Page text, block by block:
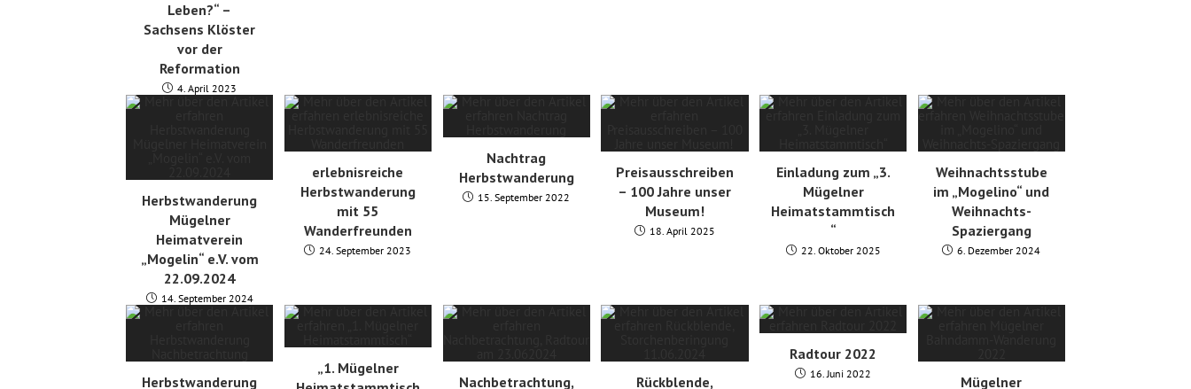
Leben?“ –
Sachsens Klöster
vor der
Reformation
4. April 2023
Herbstwanderung
Mügelner
Heimatverein
„Mogelin“ e.V. vom
22.09.2024
14. September 2024
erlebnisreiche
Herbstwanderung
mit 55
Wanderfreunden
24. September 2023
Nachtrag
Herbstwanderung
15. September 2022
Preisausschreiben
– 100 Jahre unser
Museum!
18. April 2025
Einladung zum „3.
Mügelner
Heimatstammtisch
“
22. Oktober 2025
Weihnachtsstube
im „Mogelino“ und
Weihnachts-
Spaziergang
6. Dezember 2024
Herbstwanderung
„1. Mügelner
Nachbetrachtung,
Rückblende,
Radtour 2022
16. Juni 2022
Mügelner